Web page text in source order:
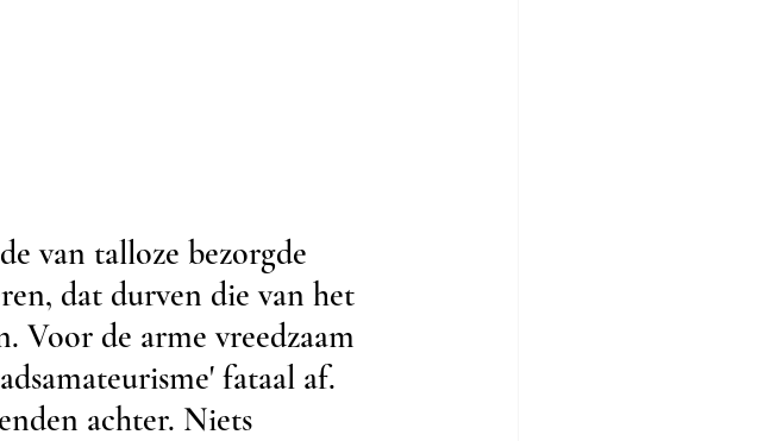
van talloze bezorgde
dat durven die van het
Voor de arme vreedzaam
fataal af.
achter. Niets